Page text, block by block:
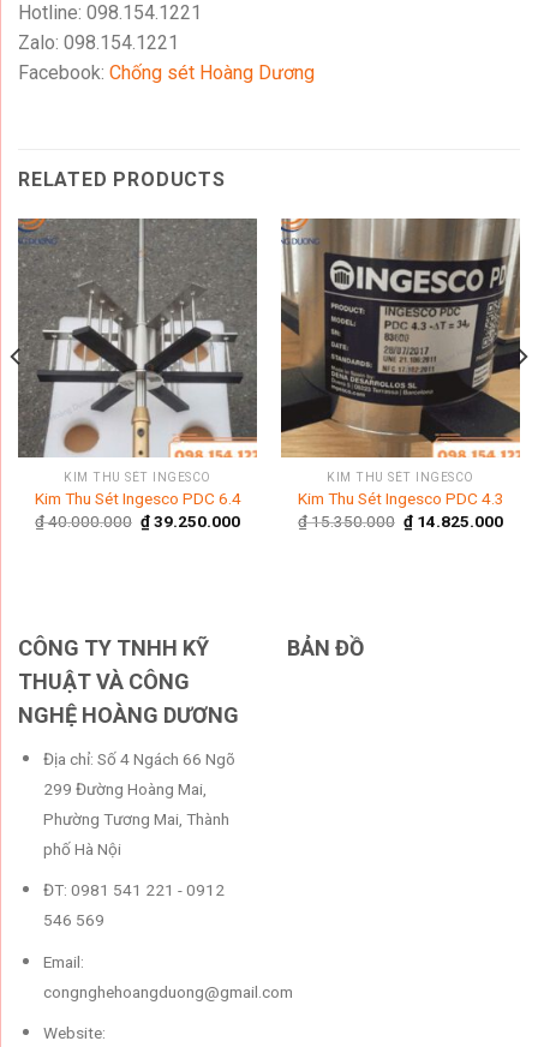
Hotline: 098.154.1221
Zalo: 098.154.1221
Facebook: Chống sét Hoàng Dương
RELATED PRODUCTS
KIM THU SÉT INGESCO
Kim Thu Sét Ingesco PDC 6.4
₫40.000.000 Original
price
₫39.250.000Current
KIM THU SÉT INGESCO
Kim Thu Sét Ingesco PDC 4.3
₫15.350.000 Original
price
₫ 14.825.000
CÔNG TY TNHH KỸ
THUẬT VÀ CÔNG
NGHỆ HOÀNG DƯƠNG
Địa chỉ: Số 4 Ngách 66 Ngõ
299 Đường Hoàng Mai,
Phường Tương Mai, Thành
phố Hà Nội
ĐT: 0981 541 221 - 0912
546 569
Email:
congnghehoangduong@gmail.com
Website:
BẢN ĐỒ